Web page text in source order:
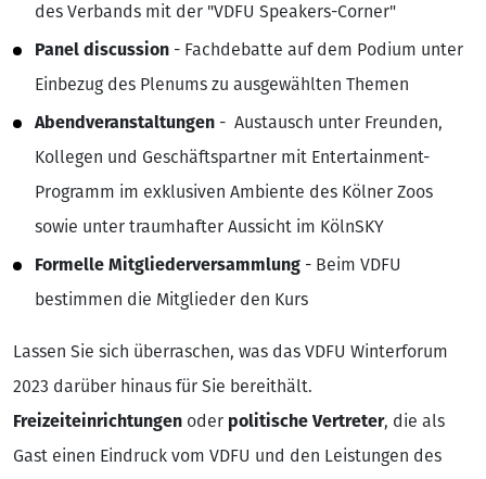
des Verbands mit der "VDFU Speakers-Corner"
Panel discussion - Fachdebatte auf dem Podium unter
Einbezug des Plenums zu ausgewählten Themen
Abendveranstaltungen - Austausch unter Freunden,
Kollegen und Geschäftspartner mit Entertainment-
Programm im exklusiven Ambiente des Kölner Zoos
sowie unter traumhafter Aussicht im KölnSKY
Formelle Mitgliederversammlung - Beim VDFU
bestimmen die Mitglieder den Kurs
Lassen Sie sich überraschen, was das VDFU Winterforum
2023 darüber hinaus für Sie bereithält.
Freizeiteinrichtungen oder politische Vertreter, die als
Gast einen Eindruck vom VDFU und den Leistungen des